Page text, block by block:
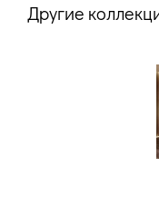
Другие